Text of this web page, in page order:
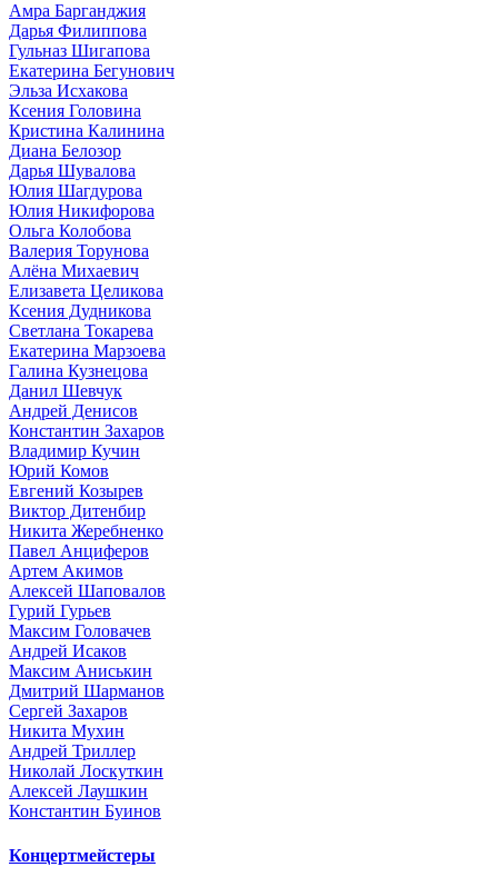
Амра Барганджия
Дарья Филиппова
Гульназ Шигапова
Екатерина Бегунович
Эльза Исхакова
Ксения Головина
Кристина Калинина
Диана Белозор
Дарья Шувалова
Юлия Шагдурова
Юлия Никифорова
Ольга Колобова
Валерия Торунова
Алёна Михаевич
Елизавета Целикова
Ксения Дудникова
Светлана Токарева
Екатерина Марзоева
Галина Кузнецова
Данил Шевчук
Андрей Денисов
Константин Захаров
Владимир Кучин
Юрий Комов
Евгений Козырев
Виктор Дитенбир
Никита Жеребненко
Павел Анциферов
Артем Акимов
Алексей Шаповалов
Гурий Гурьев
Максим Головачев
Андрей Исаков
Максим Аниськин
Дмитрий Шарманов
Сергей Захаров
Никита Мухин
Андрей Триллер
Николай Лоскуткин
Алексей Лаушкин
Константин Буинов
Концертмейстеры